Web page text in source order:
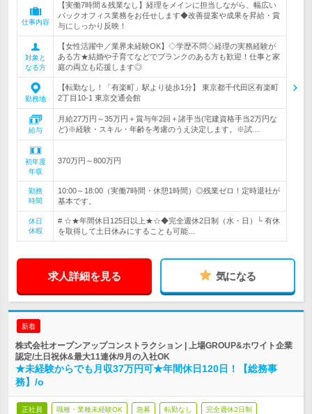
仕事内容
【実働7時間＆残業なし】経理をメインに担当しながら、幅広い
バックオフィス業務をお任せします◆改善提案や成果を昇給・賞
与にしっかり反映！
対象と
なる方
【女性活躍中／業界未経験OK】◇学歴不問◇経理の実務経験が
ある方★結婚や子育てなどでブランクのある方も歓迎！仕事と家
庭の両立も応援します◎
勤務地
【転勤なし！「有楽町」駅より徒歩1分】 東京都千代田区有楽町
2丁目10-1 東京交通会館
給与
月給27万円～35万円＋賞与年2回＋諸手当(宅建資格手当2万円な
ど)※経験・スキル・年齢を考慮のうえ決定します。※試…
初年度
年収
370万円～800万円
勤務
時間
10:00～18:00（実働7時間・休憩1時間）◎残業ゼロ！定時退社が
基本です。
休日
休暇
# ☆★年間休日125日以上★☆◆完全週休2日制（水・日）└ 有休
を取得して土日休みにすることも可能…
求人詳細を見る 気になる
新着
株式会社オープンアップコンストラクション | 上場GROUP&ホワイト企業
認定/土日祝休&最大11連休/9月の入社OK
★未経験からでも月収37万円可★年間休日120日！【総務事
務】/o
正社員 職種・業種未経験OK 急募 転勤なし 完全週休2日制